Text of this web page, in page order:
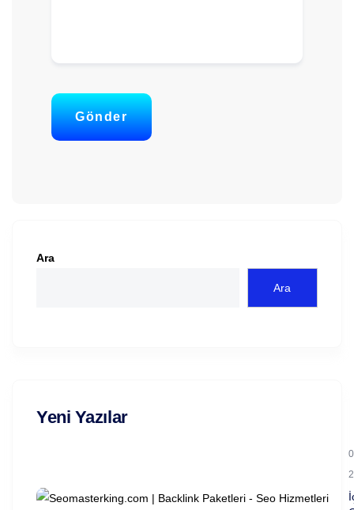
Gönder
Ara
Ara
Yeni Yazılar